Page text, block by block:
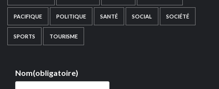
PACIFIQUE POLITIQUE SANTÉ SOCIAL SOCIÉTÉ
SPORTS TOURISME
Nom(obligatoire)